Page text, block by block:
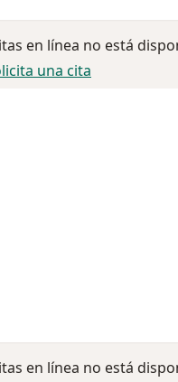
en línea no está
una cita
en línea no está